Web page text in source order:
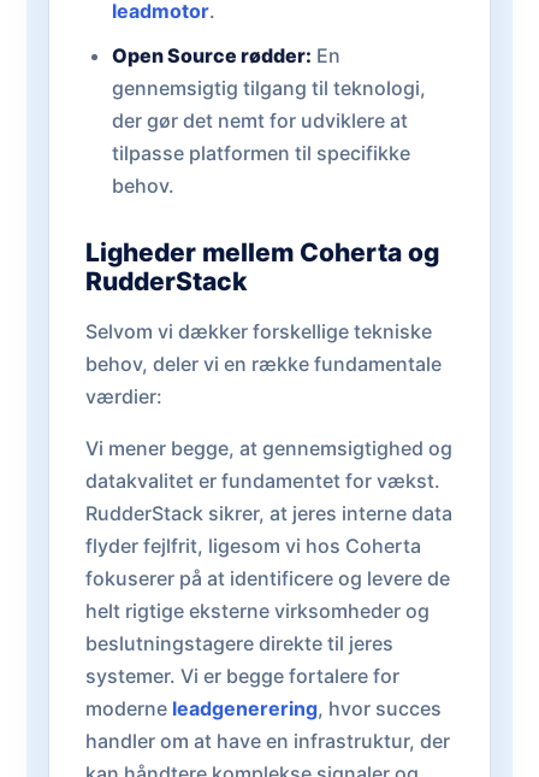
leadmotor.
Open Source rødder: En
gennemsigtig tilgang til teknologi,
der gør det nemt for udviklere at
tilpasse platformen til specifikke
behov.
Ligheder mellem Coherta og
RudderStack
Selvom vi dækker forskellige tekniske
behov, deler vi en række fundamentale
værdier:
Vi mener begge, at gennemsigtighed og
datakvalitet er fundamentet for vækst.
RudderStack sikrer, at jeres interne data
flyder fejlfrit, ligesom vi hos Coherta
fokuserer på at identificere og levere de
helt rigtige eksterne virksomheder og
beslutningstagere direkte til jeres
systemer. Vi er begge fortalere for
moderne leadgenerering, hvor succes
handler om at have en infrastruktur, der